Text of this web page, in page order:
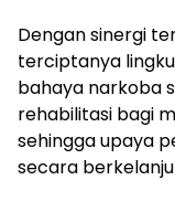
Dengan sinergi
terciptanya
bahaya narkoba
rehabilitasi bagi
sehingga upaya
secara